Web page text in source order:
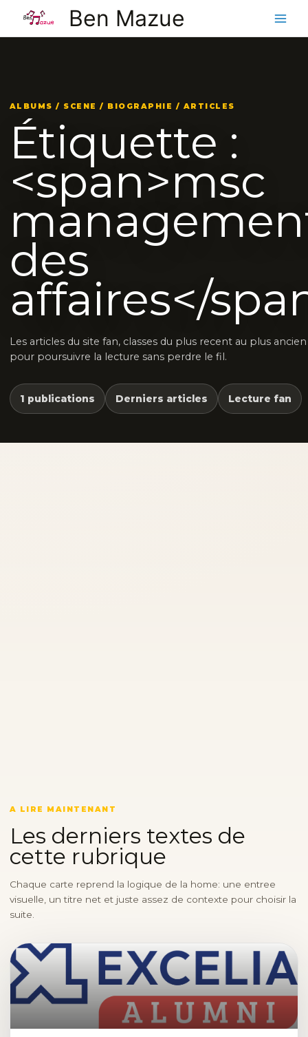
contenu
Ben Mazue
ALBUMS / SCENE / BIOGRAPHIE / ARTICLES
Étiquette :
<span>msc
des
affaires</
Les articles du site fan, classes du plus recent au plus ancien
pour poursuivre la lecture sans perdre le fil.
1 publications Derniers articles Lecture fan
A LIRE MAINTENANT
Les derniers textes de
cette rubrique
Chaque carte reprend la logique de la home: une entree
visuelle, un titre net et juste assez de contexte pour choisir la
suite.